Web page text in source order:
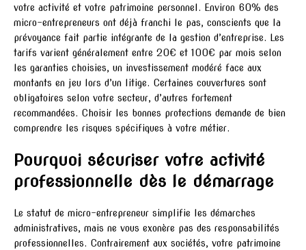
votre activité et votre patrimoine personnel. Environ 60% des
micro-entrepreneurs ont déjà franchi le pas, conscients que la
prévoyance fait partie intégrante de la gestion d’entreprise. Les
tarifs varient généralement entre 20€ et 100€ par mois selon
les garanties choisies, un investissement modéré face aux
montants en jeu lors d’un litige. Certaines couvertures sont
obligatoires selon votre secteur, d’autres fortement
recommandées. Choisir les bonnes protections demande de bien
comprendre les risques spécifiques à votre métier.
Pourquoi sécuriser votre activité
professionnelle dès le démarrage
Le statut de micro-entrepreneur simplifie les démarches
administratives, mais ne vous exonère pas des responsabilités
professionnelles. Contrairement aux sociétés, votre patrimoine